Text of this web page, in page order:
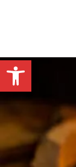
פתח